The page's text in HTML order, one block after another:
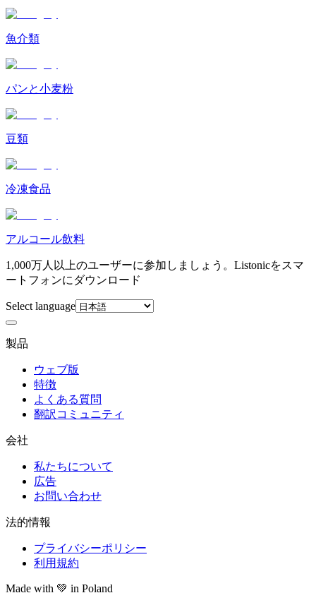
魚介類
パンと小麦粉
豆類
冷凍食品
アルコール飲料
1,000万人以上のユーザーに参加しましょう。Listonicをスマ
ートフォンにダウンロード
Select language
製品
ウェブ版
特徴
よくある質問
翻訳コミュニティ
会社
私たちについて
広告
お問い合わせ
法的情報
プライバシーポリシー
利用規約
Made with 💚 in Poland